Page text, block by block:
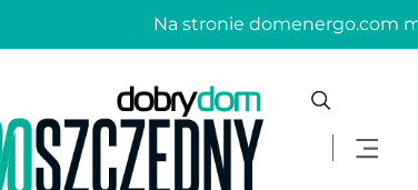
Na stronie domenergo.com